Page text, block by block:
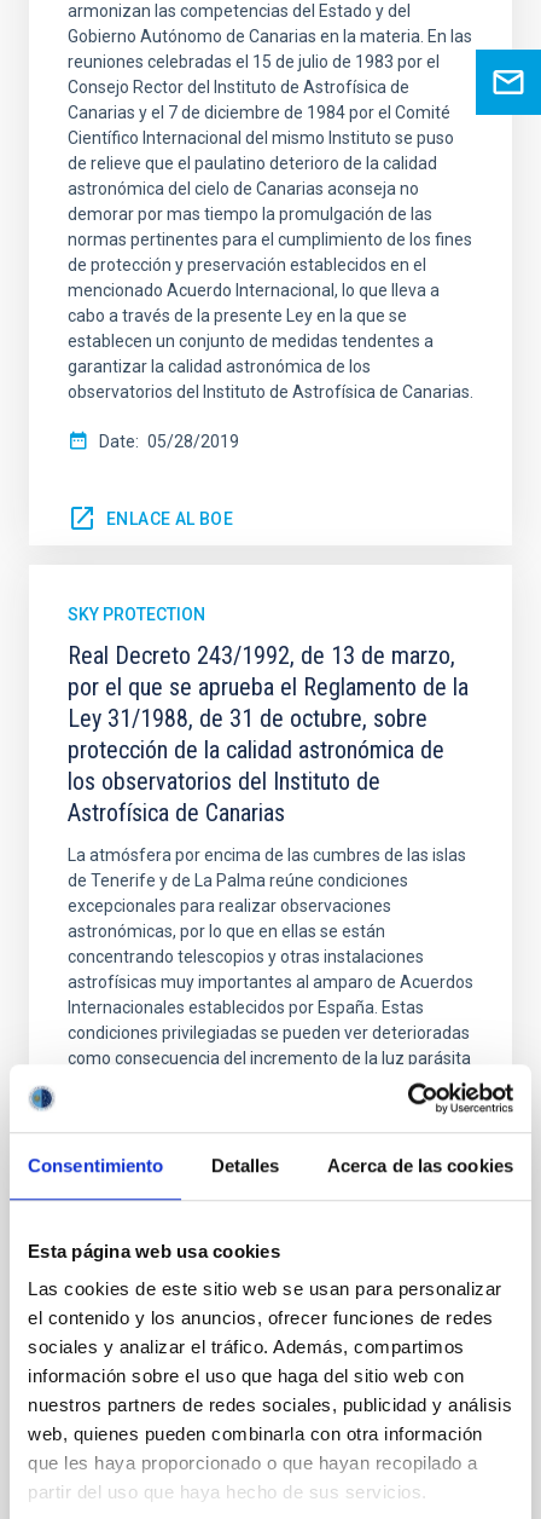
Consentimiento Detalles Acerca de las cookies
Esta página web usa cookies
Las cookies de este sitio web se usan para personalizar
el contenido y los anuncios, ofrecer funciones de redes
sociales y analizar el tráfico. Además, compartimos
información sobre el uso que haga del sitio web con
nuestros partners de redes sociales, publicidad y análisis
web, quienes pueden combinarla con otra información
que les haya proporcionado o que hayan recopilado a
partir del uso que haya hecho de sus servicios.
armonizan las competencias del Estado y del
Gobierno Autónomo de Canarias en la materia. En las
reuniones celebradas el 15 de julio de 1983 por el
Consejo Rector del Instituto de Astrofísica de
Canarias y el 7 de diciembre de 1984 por el Comité
Científico Internacional del mismo Instituto se puso
de relieve que el paulatino deterioro de la calidad
astronómica del cielo de Canarias aconseja no
demorar por mas tiempo la promulgación de las
normas pertinentes para el cumplimiento de los fines
de protección y preservación establecidos en el
mencionado Acuerdo Internacional, lo que lleva a
cabo a través de la presente Ley en la que se
establecen un conjunto de medidas tendentes a
garantizar la calidad astronómica de los
observatorios del Instituto de Astrofísica de Canarias.
Date 05/28/2019
ENLACE AL BOE
SKY PROTECTION
Real Decreto 243/1992, de 13 de marzo,
por el que se aprueba el Reglamento de la
Ley 31/1988, de 31 de octubre, sobre
protección de la calidad astronómica de
los observatorios del Instituto de
Astrofísica de Canarias
La atmósfera por encima de las cumbres de las islas
de Tenerife y de La Palma reúne condiciones
excepcionales para realizar observaciones
astronómicas, por lo que en ellas se están
concentrando telescopios y otras instalaciones
astrofísicas muy importantes al amparo de Acuerdos
Internacionales establecidos por España. Estas
condiciones privilegiadas se pueden ver deterioradas
como consecuencia del incremento de la luz parásita
debida al alumbrado de exteriores, al funcionamiento
de emisoras radioeléctricas o a la contaminación
atmosférica producida por las industrias y servicios,
incluidos las estelas y los gases de escape de los
Astrofísica de Canarias, siguiendo las
recomendaciones de la Unión Astronómica
Internacional. Estas medidas determinan ciertas
limitaciones en lo referente al alumbrado de
exteriores, la instalación y funcionamiento de
emisoras de radio y al establecimiento de industrias,
actividades potencialmente contaminadoras de la
atmósfera. El presente Reglamento tiene por objeto
establecer las condiciones y los límites tolerables de
todos los factores que se revelen degradantes de la